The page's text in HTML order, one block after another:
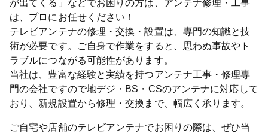
が出てくる」などでお困りの方は、アンテナ修理・工事
は、プロにお任せください！
テレビアンテナの修理・交換・設置は、専門の知識と技
術が必要です。ご自身で作業をすると、思わぬ事故やト
ラブルにつながる可能性があります。
当社は、豊富な経験と実績を持つアンテナ工事・修理専
門の会社ですので地デジ・BS・CSのアンテナに対応して
おり、新規設置から修理・交換まで、幅広く承ります。
ご自宅や店舗のテレビアンテナでお困りの際は、ぜひ当